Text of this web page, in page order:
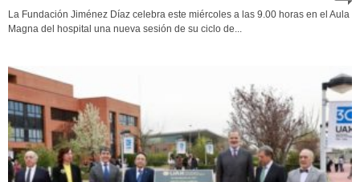
La Fundación Jiménez Díaz celebra este miércoles a las 9.00 horas en el Aula
Magna del hospital una nueva sesión de su ciclo de...